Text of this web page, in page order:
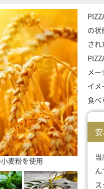
麦粉を使用
の状
さ
メ
イメ
食べ